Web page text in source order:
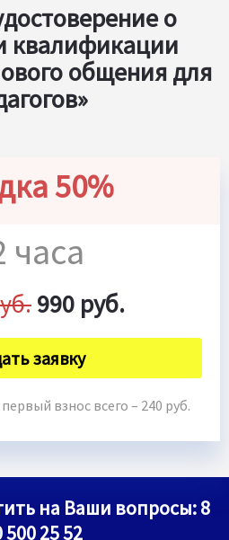
о
квалификации
общения для
50%
часа
990 руб.
заявку
взнос всего – 240 руб.
на Ваши вопросы:8
500 25 52